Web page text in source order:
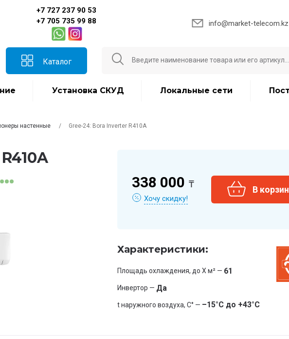
+7 727 237 90 53
+7 705 735 99 88
info@market-telecom.kz
Каталог
Установка СКУД Локальные сети
настенные Gree-24: Bora Inverter R410A
338 000 ₸
Хочу скидку!
Характеристики:
Площадь охлаждения, до X м² — 61
Инвертор — Да
t наружного воздуха, С° — –15°С до +43°С